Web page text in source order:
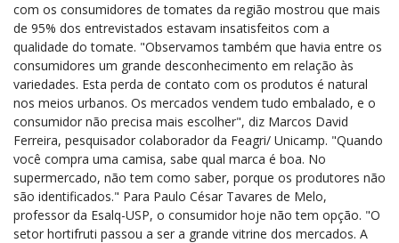
com os consumidores de tomates da região mostrou que mais
de 95% dos entrevistados estavam insatisfeitos com a
qualidade do tomate. "Observamos também que havia entre os
consumidores um grande desconhecimento em relação às
variedades. Esta perda de contato com os produtos é natural
nos meios urbanos. Os mercados vendem tudo embalado, e o
consumidor não precisa mais escolher", diz Marcos David
Ferreira, pesquisador colaborador da Feagri/ Unicamp. "Quando
você compra uma camisa, sabe qual marca é boa. No
supermercado, não tem como saber, porque os produtores não
são identificados." Para Paulo César Tavares de Melo,
professor da Esalq-USP, o consumidor hoje não tem opção. "O
setor hortifruti passou a ser a grande vitrine dos mercados. A